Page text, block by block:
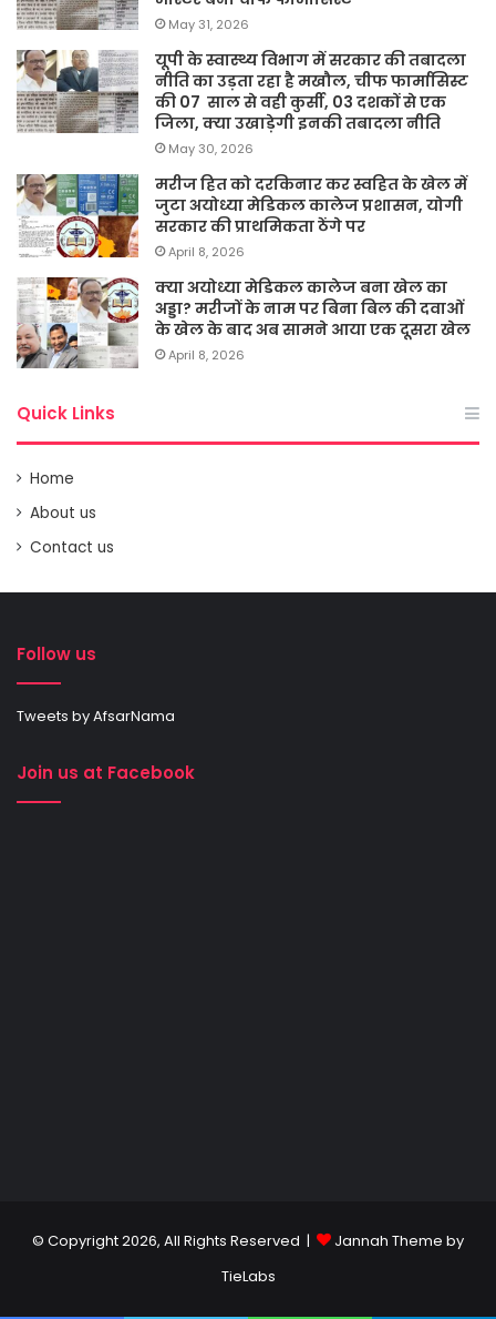
May 31, 2026
यूपी के स्वास्थ्य विभाग में सरकार की तबादला
नीति का उड़ता रहा है मखौल, चीफ फार्मासिस्ट
की 07 साल से वही कुर्सी, 03 दशकों से एक
जिला, क्या उखाड़ेगी इनकी तबादला नीति
May 30, 2026
मरीज हित को दरकिनार कर स्वहित के खेल में
जुटा अयोध्या मेडिकल कालेज प्रशासन, योगी
सरकार की प्राथमिकता ठेंगे पर
April 8, 2026
क्या अयोध्या मेडिकल कालेज बना खेल का
अड्डा? मरीजों के नाम पर बिना बिल की दवाओं
के खेल के बाद अब सामने आया एक दूसरा खेल
April 8, 2026
Quick Links
Home
About us
Contact us
Follow us
Tweets by AfsarNama
Join us at Facebook
© Copyright 2026, All Rights Reserved |
Jannah Theme by
TieLabs